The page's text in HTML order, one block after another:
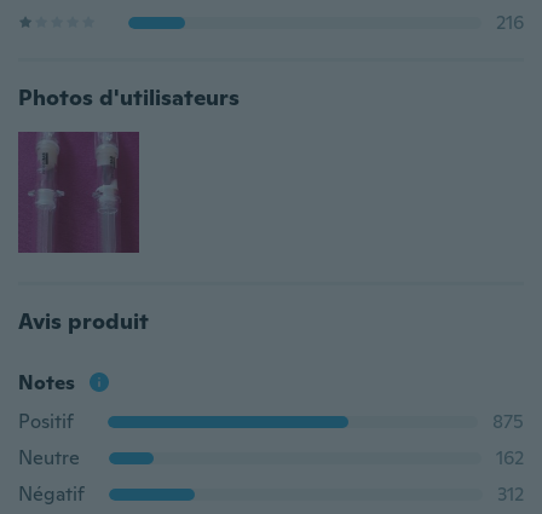
216
Photos d'utilisateurs
Avis produit
Notes
Positif
875
Neutre
162
Négatif
312